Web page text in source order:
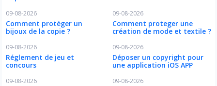
09-08-2026
Comment protéger un
bijoux de la copie ?
09-08-2026
Comment proteger une
création de mode et textile ?
09-08-2026
Réglement de jeu et
concours
09-08-2026
Déposer un copyright pour
une application iOS APP
09-08-2026 09-08-2026